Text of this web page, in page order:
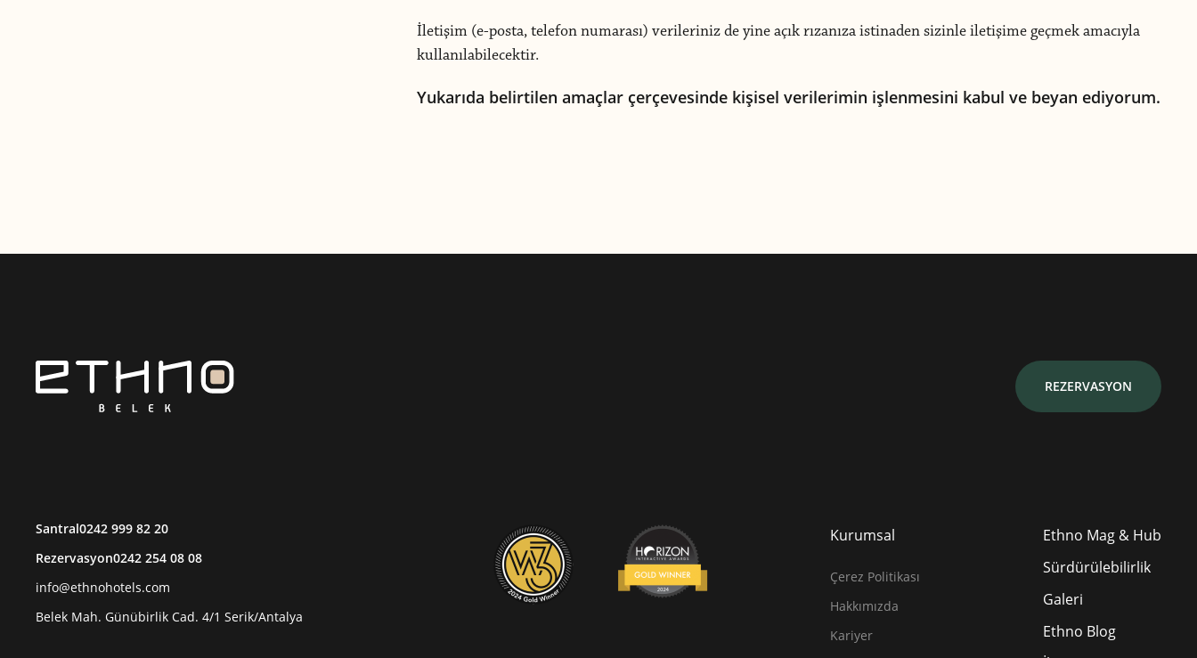
İletişim (e-posta, telefon numarası) verileriniz de yine açık rızanıza istinaden sizinle iletişime geçmek amacıyla
kullanılabilecektir.
Yukarıda belirtilen amaçlar çerçevesinde kişisel verilerimin işlenmesini kabul ve beyan ediyorum.
REZERVASYON
Santral0242 999 82 20
Rezervasyon0242 254 08 08
info@ethnohotels.com
Belek Mah. Günübirlik Cad. 4/1 Serik/Antalya
Kurumsal
Çerez Politikası
Hakkımızda
Kariyer
Ethno Mag & Hub
Sürdürülebilirlik
Galeri
Ethno Blog